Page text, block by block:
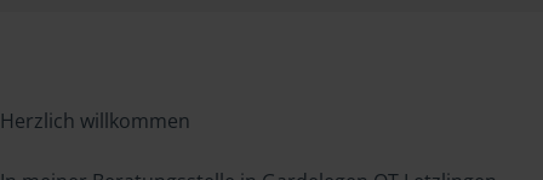
Herzlich willkommen